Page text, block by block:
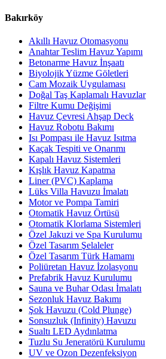
Bakırköy
Akıllı Havuz Otomasyonu
Anahtar Teslim Havuz Yapımı
Betonarme Havuz İnşaatı
Biyolojik Yüzme Göletleri
Cam Mozaik Uygulaması
Doğal Taş Kaplamalı Havuzlar
Filtre Kumu Değişimi
Havuz Çevresi Ahşap Deck
Havuz Robotu Bakımı
Isı Pompası ile Havuz Isıtma
Kaçak Tespiti ve Onarımı
Kapalı Havuz Sistemleri
Kışlık Havuz Kapatma
Liner (PVC) Kaplama
Lüks Villa Havuzu İmalatı
Motor ve Pompa Tamiri
Otomatik Havuz Örtüsü
Otomatik Klorlama Sistemleri
Özel Jakuzi ve Spa Kurulumu
Özel Tasarım Şelaleler
Özel Tasarım Türk Hamamı
Poliüretan Havuz İzolasyonu
Prefabrik Havuz Kurulumu
Sauna ve Buhar Odası İmalatı
Sezonluk Havuz Bakımı
Şok Havuzu (Cold Plunge)
Sonsuzluk (Infinity) Havuzu
Sualtı LED Aydınlatma
Tuzlu Su Jeneratörü Kurulumu
UV ve Ozon Dezenfeksiyon